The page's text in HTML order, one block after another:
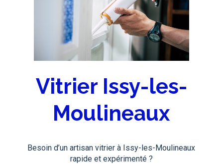
Vitrier Issy-les-
Moulineaux
Besoin d’un artisan vitrier à Issy-les-Moulineaux
rapide et expérimenté ?